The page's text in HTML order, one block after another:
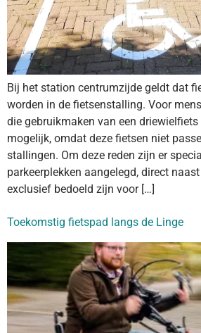
Bij het station centrumzijde geldt dat
worden in de fietsenstalling. Voor
die gebruikmaken van een
mogelijk, omdat deze fietsen niet
stallingen. Om deze reden zijn er
parkeerplekken aangelegd, direct
exclusief bedoeld zijn voor […]
Toekomstig fietspad langs de Linge